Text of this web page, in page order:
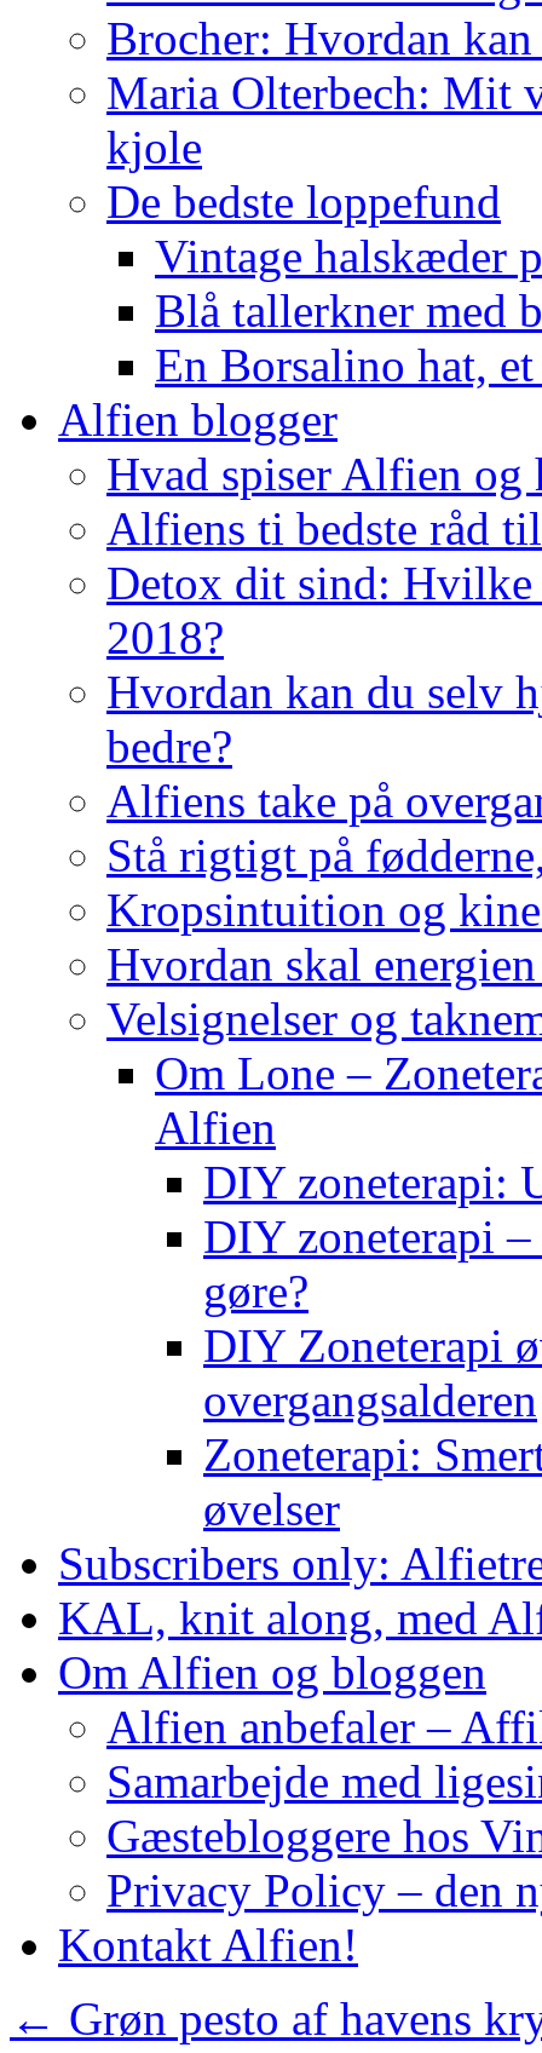
Brocher: Hvordan
Maria Olterbech: Mit
kjole
De bedste loppefund
Vintage halskæder
Blå tallerkner med
En Borsalino hat,
Alfien blogger
Hvad spiser Alfien og
Alfiens ti bedste råd
Detox dit sind:
2018?
Hvordan kan du selv
bedre?
Alfiens take på
Stå rigtigt på
Kropsintuition og
Hvordan skal
Velsignelser og
Om Lone –
Alfien
DIY zoneterapi:
DIY zoneterapi
gøre?
DIY Zoneterapi
overgangsalderen
Zoneterapi:
øvelser
Subscribers only:
KAL, knit along, med
Om Alfien og bloggen
Alfien anbefaler –
Samarbejde med
Gæstebloggere hos
Privacy Policy – den
Kontakt Alfien!
← Grøn pesto af havens